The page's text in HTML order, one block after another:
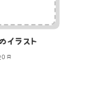
イラスト
日